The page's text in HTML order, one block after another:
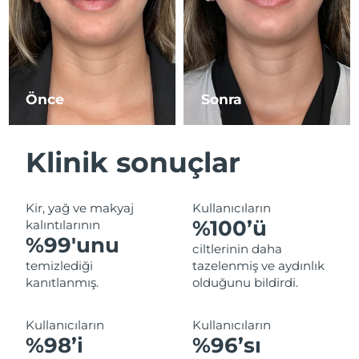
Önce Sonra
Klinik sonuçlar
Kir, yağ ve makyaj
kalıntılarının
%99'unu
temizlediği
kanıtlanmış.
Kullanıcıların
%100’ü
ciltlerinin daha
tazelenmiş ve aydınlık
olduğunu bildirdi.
Kullanıcıların
%98’i
Kullanıcıların
%96’sı
İsrail
Tahmini teslim tarihi
15/08/2026
İtalya
Tahmini teslim tarihi
11/08/2026
Japonya
Tahmini teslim tarihi
Jersey
Tahmini teslim tarihi
Kazakistan
Tahmini teslim tarihi
Kuveyt
Tahmini teslim tarihi
11/08/2026
Letonya